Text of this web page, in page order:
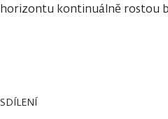
horizontu kontinuálně rostou
SDÍLENÍ